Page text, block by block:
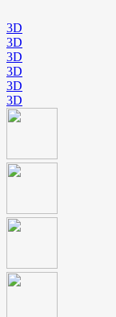
3D
3D
3D
3D
3D
3D